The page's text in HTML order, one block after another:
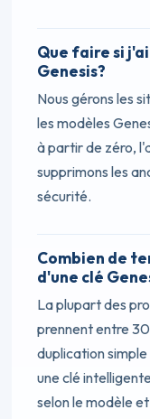
Que faire si
Genesis?
Nous gérons les
les modèles
à partir de zéro,
supprimons les
sécurité.
Combien de
d'une clé
La plupart des
prennent entre
duplication
une clé
selon le modèle